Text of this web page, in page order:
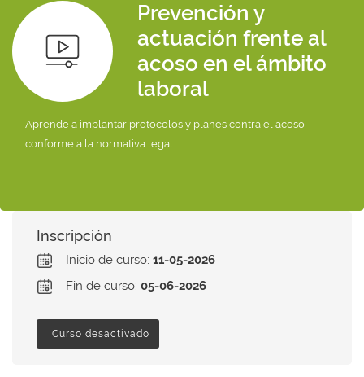
Prevención y
actuación frente al
acoso en el ámbito
laboral
Aprende a implantar protocolos y planes contra el acoso
conforme a la normativa legal
Inscripción
Inicio de curso: 11-05-2026
Fin de curso: 05-06-2026
Curso desactivado